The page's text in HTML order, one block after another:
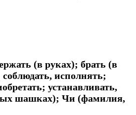
(в руках); брать (в
исполнять;
устанавливать,
шашках); Чи (фамилия,